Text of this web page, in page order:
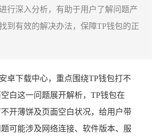
行深入分析，有助于用户了解问题产
到有效的解决办法，保障TP钱包的正
安卓下载中心，重点围绕TP钱包打不
白这一问题展开解析，TP钱包在
开薄饼及页面空白状况，给用户带
可能涉及网络连接、软件版本、服